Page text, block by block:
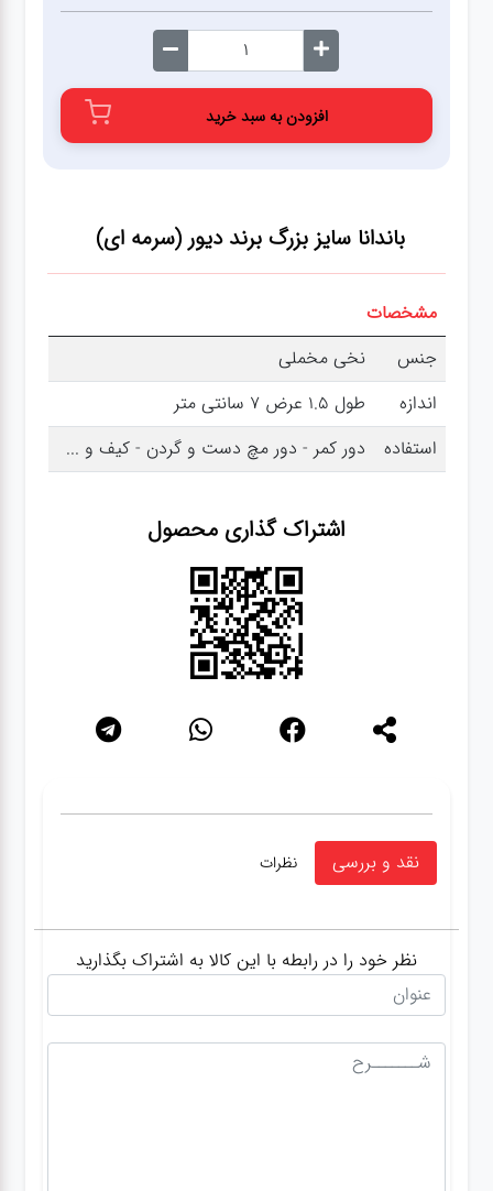
باندانا سایز بزرگ برند دیور (سرمه ای)
مشخصات
جنس
نخی مخملی
اندازه
طول 1.5 عرض 7 سانتی متر
استفاده
دور کمر - دور مچ دست و گردن - کیف و ...
اشتراک گذاری محصول
افزودن به سبد خرید
نقد و بررسی نظرات
نظر خود را در رابطه با این کالا به اشتراک بگذارید